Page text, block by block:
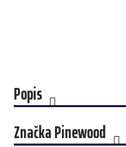
Popis
ZnačkaPinewood